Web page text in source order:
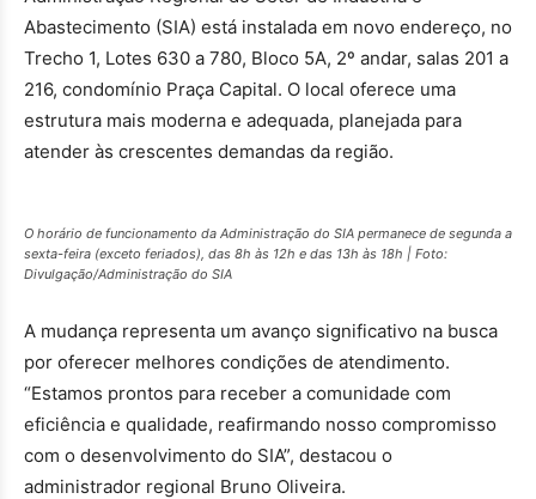
Abastecimento (SIA) está instalada em novo endereço, no
Trecho 1, Lotes 630 a 780, Bloco 5A, 2º andar, salas 201 a
216, condomínio Praça Capital. O local oferece uma
estrutura mais moderna e adequada, planejada para
atender às crescentes demandas da região.
O horário de funcionamento da Administração do SIA permanece de segunda a
sexta-feira (exceto feriados), das 8h às 12h e das 13h às 18h | Foto:
Divulgação/Administração do SIA
A mudança representa um avanço significativo na busca
por oferecer melhores condições de atendimento.
“Estamos prontos para receber a comunidade com
eficiência e qualidade, reafirmando nosso compromisso
com o desenvolvimento do SIA”, destacou o
administrador regional Bruno Oliveira.